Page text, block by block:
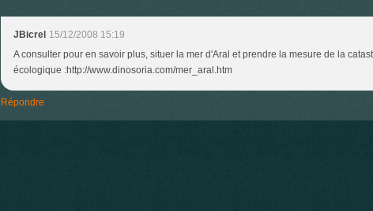
JBicrel 15/12/2008 15:19
A consulter pour en savoir plus, situer la mer d'Aral et prendre la mesure de la
écologique :http://www.dinosoria.com/mer_aral.htm
Répondre